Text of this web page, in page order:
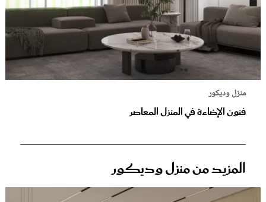
منزل وديكور
فنون الإضاءة في المنزل المعاصر
المزيد من منزل وديكور